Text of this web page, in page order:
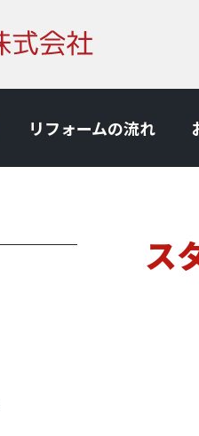
リフォームの流れ
ス